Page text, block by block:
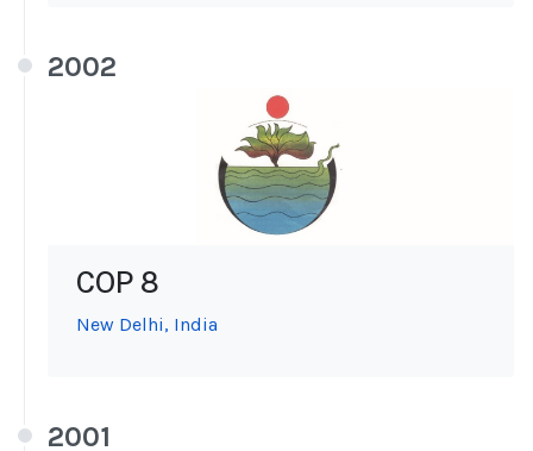
2002
COP 8
New Delhi, India
2001